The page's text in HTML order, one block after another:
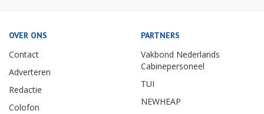
OVER ONS
Contact
Adverteren
Redactie
Colofon
PARTNERS
Vakbond Nederlands
Cabinepersoneel
TUI
NEWHEAP